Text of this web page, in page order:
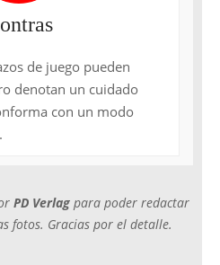
de juego pueden
denotan un cuidado
con un modo
PD Verlag para poder redactar
fotos. Gracias por el detalle.